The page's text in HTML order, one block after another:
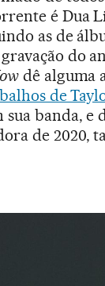
é Dua
as de
do
dê alguma
de
sua banda, e
de 2020,